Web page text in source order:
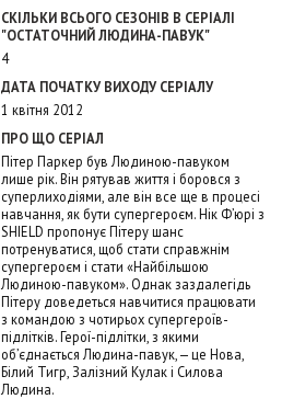
СКІЛЬКИ ВСЬОГО СЕЗОНІВ В СЕРІАЛІ
"ОСТАТОЧНИЙ ЛЮДИНА-ПАВУК"
4
ДАТА ПОЧАТКУ ВИХОДУ СЕРІАЛУ
1 квітня 2012
ПРО ЩО СЕРІАЛ
Пітер Паркер був Людиною-павуком
лише рік. Він рятував життя і боровся з
суперлиходіями, але він все ще в процесі
навчання, як бути супергероєм. Нік Ф’юрі з
SHIELD пропонує Пітеру шанс
потренуватися, щоб стати справжнім
супергероєм і стати «Найбільшою
Людиною-павуком». Однак заздалегідь
Пітеру доведеться навчитися працювати
з командою з чотирьох супергероїв-
підлітків. Герої-підлітки, з якими
об’єднається Людина-павук, — це Нова,
Білий Тигр, Залізний Кулак і Силова
Людина.